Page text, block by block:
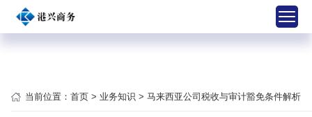
当前位置： 首页 > 业务知识 > 马来西亚公司税收与审计豁免条件解析